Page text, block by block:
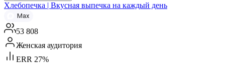
Хлебопечка | Вкусная выпечка на каждый день
Max
53 808
Женская аудитория
ERR 27%